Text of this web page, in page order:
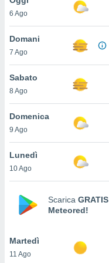
è
al sito
di
ci
di
il
un
la
nella
6 Ago
Domani
7 Ago
Sabato
8 Ago
Domenica
9 Ago
Lunedì
10 Ago
Scarica GRATIS
Meteored!
Martedì
11 Ago